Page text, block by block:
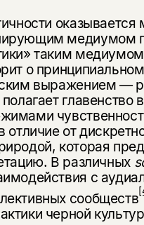
медиумом
таким
о
выражением —
главенство
от
которая
В различных
с
сообществ
черной